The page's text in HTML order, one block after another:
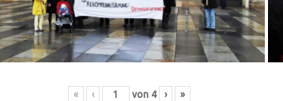
« ‹ von 4 › »